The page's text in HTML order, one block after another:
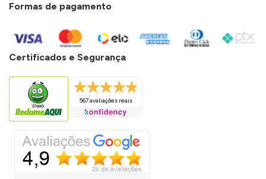
Formas de pagamento
Certificados e Segurança
567 avaliações reais